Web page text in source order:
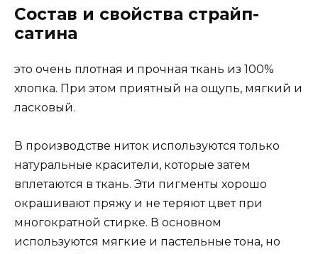
Состав и свойства страйп-
сатина
это очень плотная и прочная ткань из 100%
хлопка. При этом приятный на ощупь, мягкий и
ласковый.
В производстве ниток используются только
натуральные красители, которые затем
вплетаются в ткань. Эти пигменты хорошо
окрашивают пряжу и не теряют цвет при
многократной стирке. В основном
используются мягкие и пастельные тона, но